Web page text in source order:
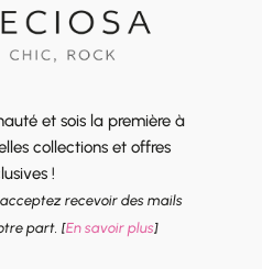
et sois la première à
collections et offres
!
recevoir des mails
part. [En savoir plus]